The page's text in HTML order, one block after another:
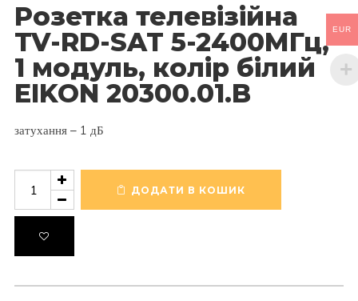
Розетка телевізійна
TV-RD-SAT 5-2400МГц,
1 модуль, колір білий
EIKON 20300.01.B
затухання – 1 дБ
телевізійна
TV-
5-
1
ДОДАТИ В КОШИК
EUR